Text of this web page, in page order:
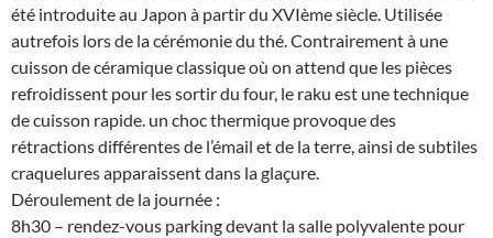
été introduite au Japon à partir du XVIème siècle. Utilisée
autrefois lors de la cérémonie du thé. Contrairement à une
cuisson de céramique classique où on attend que les pièces
refroidissent pour les sortir du four, le raku est une technique
de cuisson rapide. un choc thermique provoque des
rétractions différentes de l’émail et de la terre, ainsi de subtiles
craquelures apparaissent dans la glaçure.
Déroulement de la journée :
8h30 – rendez-vous parking devant la salle polyvalente pour